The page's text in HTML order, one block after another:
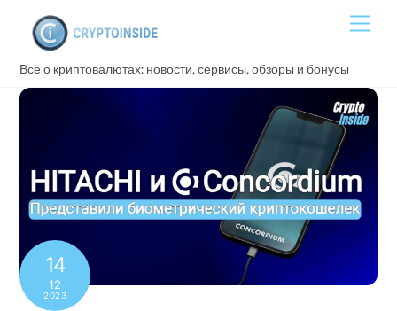
content
Всё о криптовалютах: новости, сервисы, обзоры и бонусы
14
12
2023